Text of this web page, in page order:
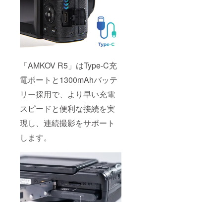
「AMKOV R5」はType-C充
電ポートと1300mAhバッテ
リー採用で、より早い充電
スピードと便利な接続を実
現し、連続撮影をサポート
します。